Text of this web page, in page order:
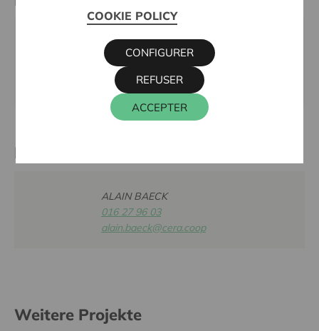
Chiro Iris, Heihoekstraat 204 B, 9100 SINT-NIKLAAS
chiroirisleiding1@gmail.com
www.chiroiris.weebly.com
Kontaktperson
ALAIN BAECK
016 27 96 03
alain.baeck@cera.coop
Weitere Projekte
COOKIE POLICY
ACCEPTER
REFUSER
CONFIGURER